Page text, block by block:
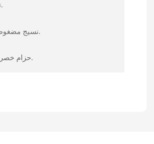
تصميم عالي الخصر لملاءمة جذابة ودعم إضافي.
نسيج مضغوط لتحسين الدورة الدموية وتقليل إجهاد العضلات.
حزام خصر عريض وخامة قابلة للتمدد لملاءمة مريحة وآمنة.